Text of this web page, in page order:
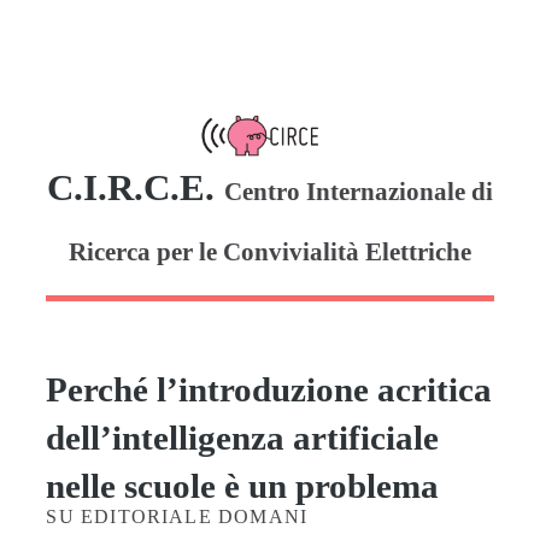
C.I.R.C.E. Centro Internazionale di
Ricerca per le Convivialità Elettriche
Perché l’introduzione acritica
dell’intelligenza artificiale
nelle scuole è un problema
SU EDITORIALE DOMANI